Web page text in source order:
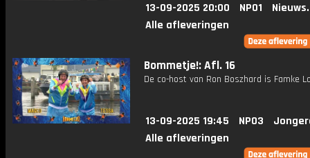
13-09-2025 20:00 NPO1
Alle afleveringen
Bommetje!: Afl. 16
De co-host van Ron Boszhard is Famke
13-09-2025 19:45 NPO3
Alle afleveringen